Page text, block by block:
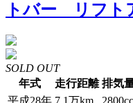
トバー リフト
SOLD OUT
年式
走行距離 排気